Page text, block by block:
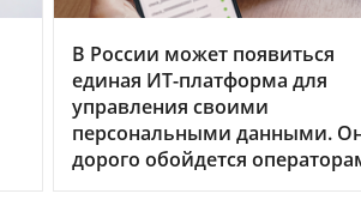
В России может появиться
единая ИТ-платформа для
управления своими
персональными данными.
дорого обойдется